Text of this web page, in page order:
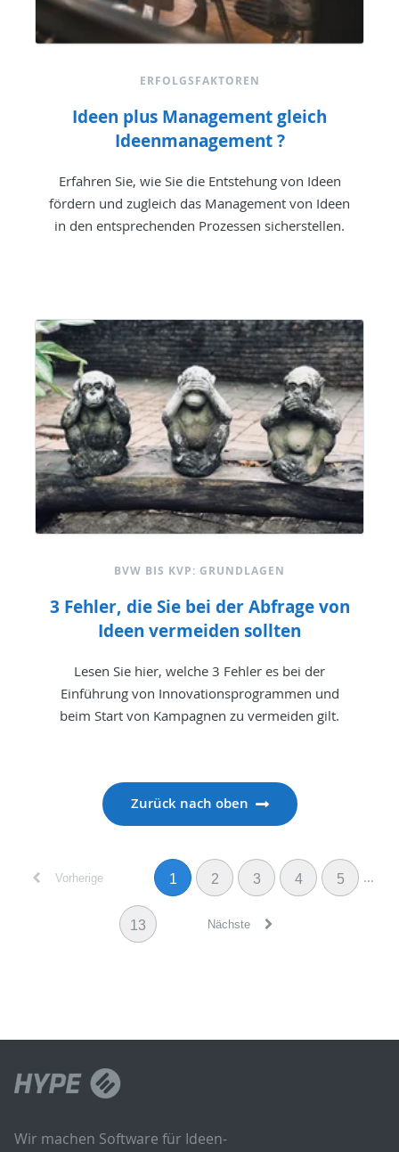
ERFOLGSFAKTOREN
Ideen plus Management gleich
Ideenmanagement ?
Erfahren Sie, wie Sie die Entstehung von Ideen
fördern und zugleich das Management von Ideen
in den entsprechenden Prozessen sicherstellen.
BVW BIS KVP: GRUNDLAGEN
3 Fehler, die Sie bei der Abfrage von
Ideen vermeiden sollten
Lesen Sie hier, welche 3 Fehler es bei der
Einführung von Innovationsprogrammen und
beim Start von Kampagnen zu vermeiden gilt.
Zurück nach oben
Vorherige 1 2 3 4 5 ...
13 Nächste
Wir machen Software für Ideen-